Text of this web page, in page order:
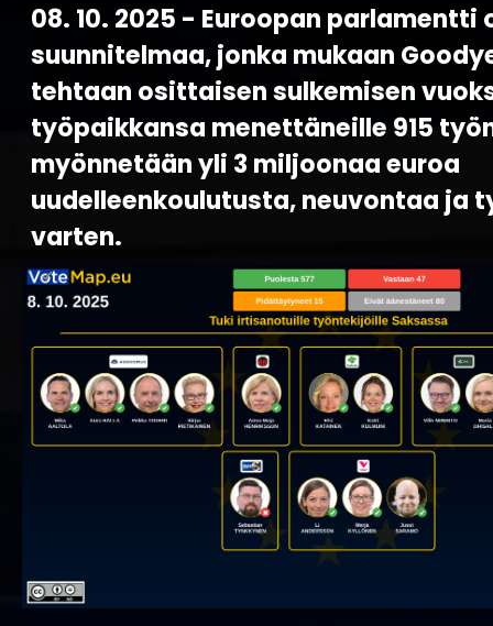
08. 10. 2025 - Euroopan parlamentti
suunnitelmaa, jonka mukaan
tehtaan osittaisen sulkemisen
työpaikkansa menettäneille 915
myönnetään yli 3 miljoonaa euroa
uudelleenkoulutusta, neuvontaa ja
varten.